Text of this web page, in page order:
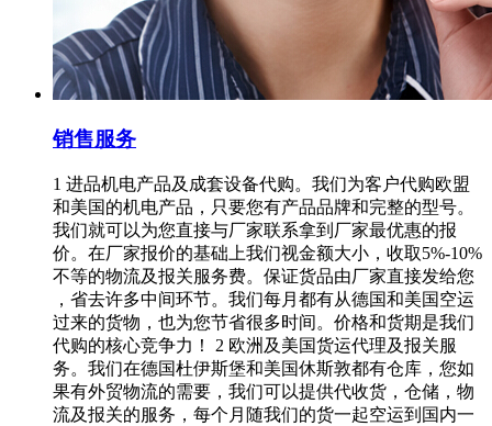
销售服务
1 进品机电产品及成套设备代购。我们为客户代购欧盟
和美国的机电产品，只要您有产品品牌和完整的型号。
我们就可以为您直接与厂家联系拿到厂家最优惠的报
价。在厂家报价的基础上我们视金额大小，收取5%-10%
不等的物流及报关服务费。保证货品由厂家直接发给您
，省去许多中间环节。我们每月都有从德国和美国空运
过来的货物，也为您节省很多时间。价格和货期是我们
代购的核心竞争力！ 2 欧洲及美国货运代理及报关服
务。我们在德国杜伊斯堡和美国休斯敦都有仓库，您如
果有外贸物流的需要，我们可以提供代收货，仓储，物
流及报关的服务，每个月随我们的货一起空运到国内一